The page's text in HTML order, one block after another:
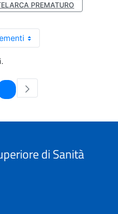
PREMATURO
Pagina
di Sanità